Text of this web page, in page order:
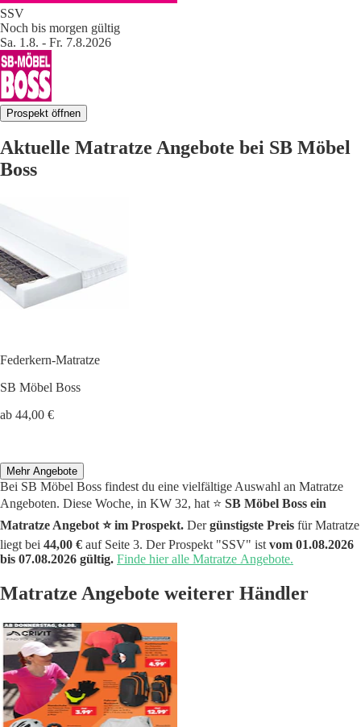
SSV
Noch bis morgen gültig
Sa. 1.8. - Fr. 7.8.2026
Prospekt öffnen
Aktuelle Matratze Angebote bei SB Möbel
Boss
Federkern-Matratze
SB Möbel Boss
ab 44,00 €
Mehr Angebote
Bei SB Möbel Boss findest du eine vielfältige Auswahl an Matratze
Angeboten. Diese Woche, in KW 32, hat ⭐️ SB Möbel Boss ein
Matratze Angebot ⭐️ im Prospekt. Dergünstigste Preis für Matratze
liegt bei 44,00 € auf Seite 3. Der Prospekt "SSV" ist vom 01.08.2026
bis 07.08.2026 gültig. Finde hier alle Matratze Angebote.
Matratze Angebote weiterer Händler